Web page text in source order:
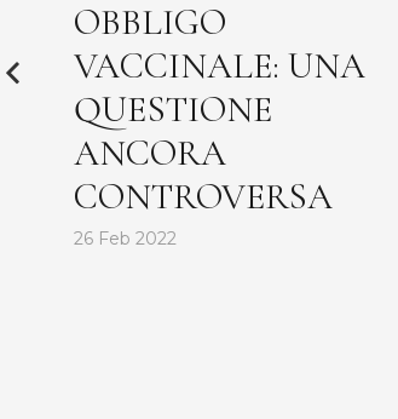
OBBLIGO
VACCINALE: UNA
QUESTIONE
ANCORA
CONTROVERSA
26 Feb 2022